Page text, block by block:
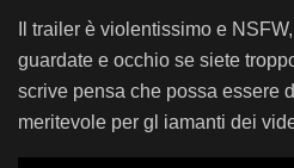
Il trailer è violentissimo e
guardate e occhio se siete
scrive pensa che possa essere
meritevole per gl iamanti dei